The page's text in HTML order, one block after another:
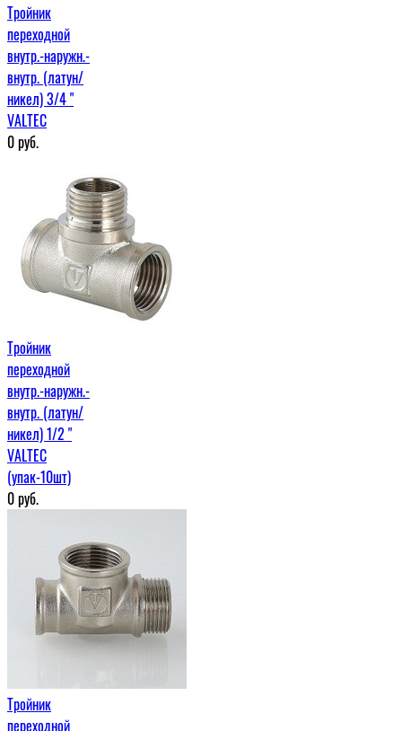
Тройник
переходной
внутр.-наружн.-
внутр. (латун/
никел) 3/4 "
VALTEC
0руб.
Тройник
переходной
внутр.-наружн.-
внутр. (латун/
никел) 1/2 "
VALTEC
(упак-10шт)
0руб.
Тройник
переходной